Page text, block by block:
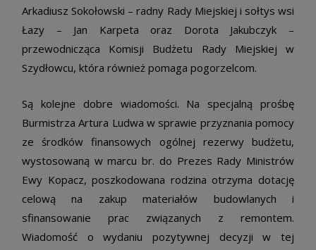
Arkadiusz Sokołowski – radny Rady Miejskiej i sołtys wsi
Łazy – Jan Karpeta oraz Dorota Jakubczyk –
przewodnicząca Komisji Budżetu Rady Miejskiej w
Szydłowcu, która również pomaga pogorzelcom.
Są kolejne dobre wiadomości. Na specjalną prośbę
Burmistrza Artura Ludwa w sprawie przyznania pomocy
ze środków finansowych ogólnej rezerwy budżetu,
wystosowaną w marcu br. do Prezes Rady Ministrów
Ewy Kopacz, poszkodowana rodzina otrzyma dotację
celową na zakup materiałów budowlanych i
sfinansowanie prac związanych z remontem.
Wiadomość o wydaniu pozytywnej decyzji w tej